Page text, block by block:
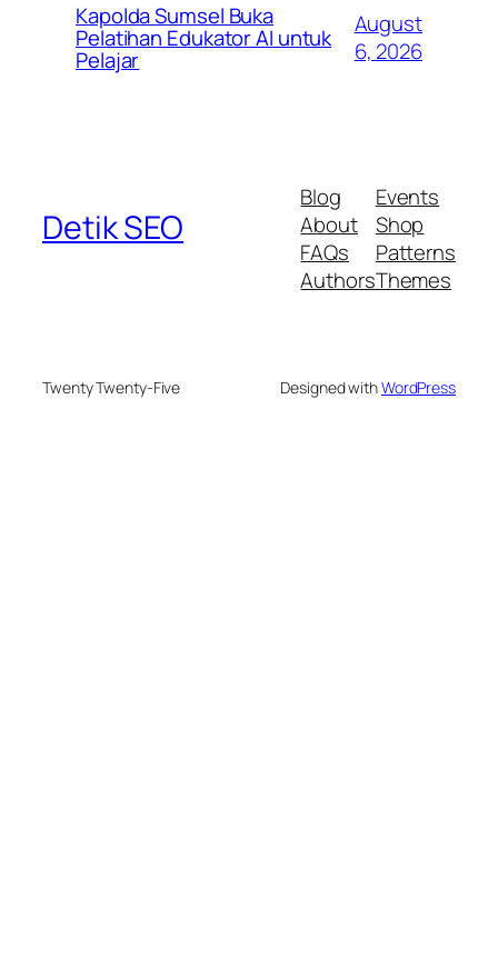
Kapolda Sumsel Buka
Pelatihan Edukator AI untuk
Pelajar
August
6, 2026
Detik SEO
Blog
About
FAQs
Authors
Events
Shop
Patterns
Themes
Twenty Twenty-Five Designed withWordPress